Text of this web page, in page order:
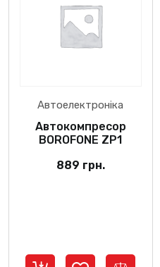
Автоелектроніка
Автокомпресор
BOROFONE ZP1
889 грн.